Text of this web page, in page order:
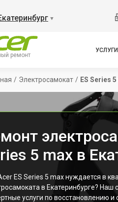
▼
ремонт
УСЛУГИ
/ Электросамокат / ES Series
5 max в
ES Series 5 max нуждается в
в Екатеринбурге? Наш
услуги по восстановлению